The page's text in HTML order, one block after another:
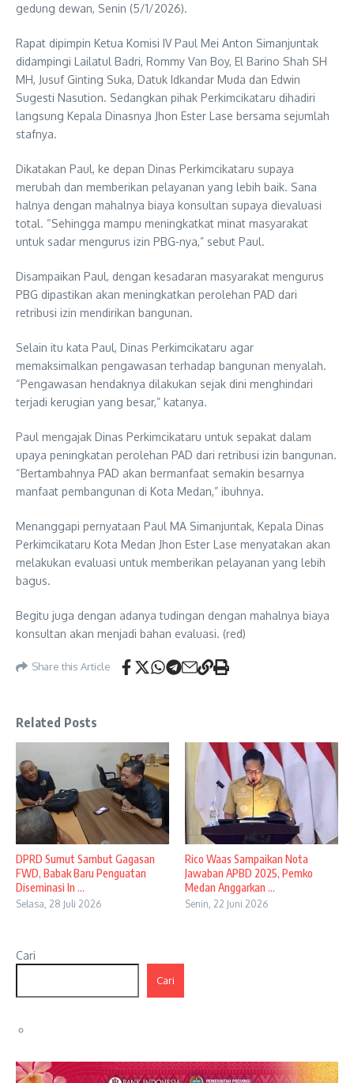
gedung dewan, Senin (5/1/2026).
Rapat dipimpin Ketua Komisi IV Paul Mei Anton Simanjuntak
didampingi Lailatul Badri, Rommy Van Boy, El Barino Shah SH
MH, Jusuf Ginting Suka, Datuk Idkandar Muda dan Edwin
Sugesti Nasution. Sedangkan pihak Perkimcikataru dihadiri
langsung Kepala Dinasnya Jhon Ester Lase bersama sejumlah
stafnya.
Dikatakan Paul, ke depan Dinas Perkimcikataru supaya
merubah dan memberikan pelayanan yang lebih baik. Sana
halnya dengan mahalnya biaya konsultan supaya dievaluasi
total. “Sehingga mampu meningkatkat minat masyarakat
untuk sadar mengurus izin PBG-nya,” sebut Paul.
Disampaikan Paul, dengan kesadaran masyarakat mengurus
PBG dipastikan akan meningkatkan perolehan PAD dari
retribusi izin mendirikan bangunan.
Selain itu kata Paul, Dinas Perkimcikataru agar
memaksimalkan pengawasan terhadap bangunan menyalah.
“Pengawasan hendaknya dilakukan sejak dini menghindari
terjadi kerugian yang besar,” katanya.
Paul mengajak Dinas Perkimcikataru untuk sepakat dalam
upaya peningkatan perolehan PAD dari retribusi izin bangunan.
“Bertambahnya PAD akan bermanfaat semakin besarnya
manfaat pembangunan di Kota Medan,” ibuhnya.
Menanggapi pernyataan Paul MA Simanjuntak, Kepala Dinas
Perkimcikataru Kota Medan Jhon Ester Lase menyatakan akan
melakukan evaluasi untuk memberikan pelayanan yang lebih
bagus.
Begitu juga dengan adanya tudingan dengan mahalnya biaya
konsultan akan menjadi bahan evaluasi. (red)
Share this Article
Related Posts
DPRD Sumut Sambut Gagasan
FWD, Babak Baru Penguatan
Diseminasi In ...
Selasa, 28 Juli 2026
Rico Waas Sampaikan Nota
Jawaban APBD 2025, Pemko
Medan Anggarkan ...
Senin, 22 Juni 2026
Cari
Cari